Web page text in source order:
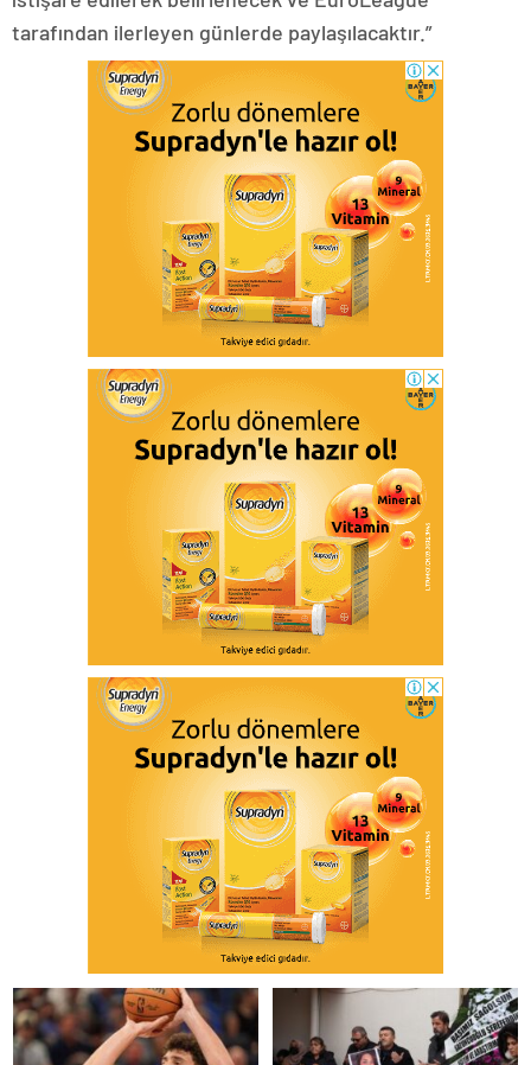
tarafından ilerleyen günlerde paylaşılacaktır.”